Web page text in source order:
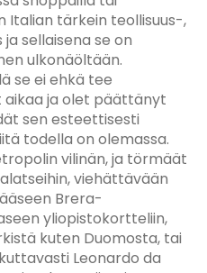
Italian tärkein teollisuus-,
sellaisena se on
ulkonäöltään.
se ei ehkä tee
ja olet päättänyt
sen esteettisesti
todella on olemassa.
vilinän, ja törmäät
viehättävään
Brera-
yliopistokortteliin,
kuten Duomosta, tai
Leonardo da